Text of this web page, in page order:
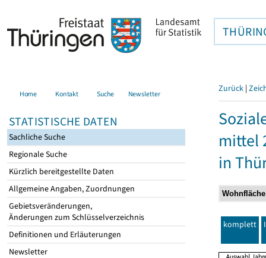
Home Kontakt Suche Newsletter
STATISTISCHE DATEN
Sachliche Suche
Regionale Suche
Kürzlich bereitgestellte Daten
Allgemeine Angaben, Zuordnungen
Gebietsveränderungen,
Änderungen zum Schlüsselverzeichnis
Definitionen und Erläuterungen
Newsletter
Zurück |
mittel
in
komplett